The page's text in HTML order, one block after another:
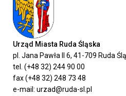
Urząd Miasta Ruda Śląska
pl. Jana Pawła II 6, 41-709 Ruda
tel. (+48 32) 244 90 00
fax (+48 32) 248 73 48
e-mail: urzad@ruda-sl.pl